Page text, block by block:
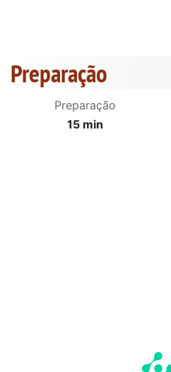
Preparação
Preparação
15 min